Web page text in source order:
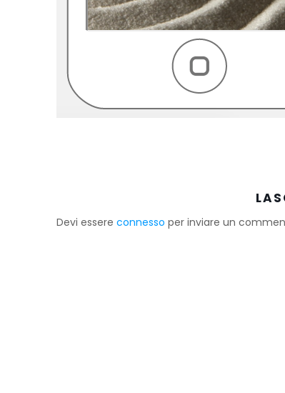
Devi essere connesso per inviare un